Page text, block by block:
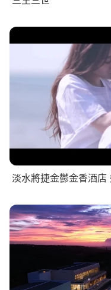
淡水將捷金鬱金香酒店